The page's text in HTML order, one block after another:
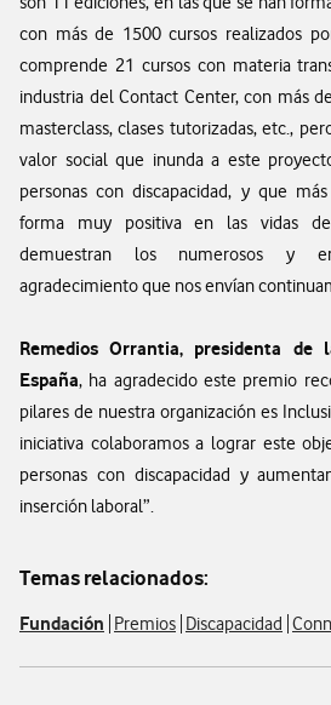
con más de 1500 cursos realizados
comprende 21 cursos con materia
industria del Contact Center, con más
masterclass, clases tutorizadas, etc.,
valor social que inunda a este
personas con discapacidad, y que
forma muy positiva en las vidas
demuestran los numerosos y
agradecimiento que nos envían
Remedios Orrantia, presidenta de
España, ha agradecido este premio
pilares de nuestra organización es
iniciativa colaboramos a lograr este
personas con discapacidad y
inserción laboral”.
Temas relacionados:
Fundación Premios Discapacidad